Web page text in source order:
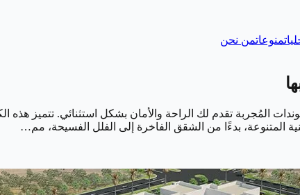
منوعاتمن نحن
المُجربة تقدم لك الراحة والأمان بشكل استثنائي. تتميز هذه
المتنوعة، بدءًا من الشقق الفاخرة إلى الفلل الفسيحة، مم…